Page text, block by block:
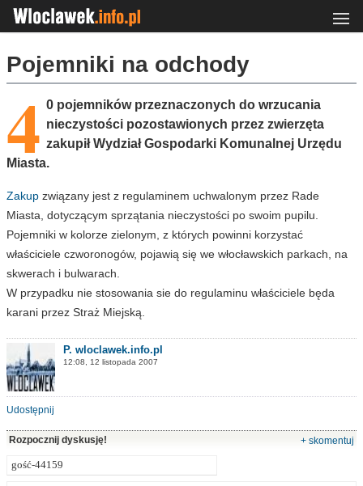
Pojemniki na odchody
4 0 pojemników przeznaczonych do wrzucania
nieczystości pozostawionych przez zwierzęta
zakupił Wydział Gospodarki Komunalnej Urzędu
Miasta.
Zakup związany jest z regulaminem uchwalonym przez Rade
Miasta, dotyczącym sprzątania nieczystości po swoim pupilu.
Pojemniki w kolorze zielonym, z których powinni korzystać
właściciele czworonogów, pojawią się we włocławskich parkach, na
skwerach i bulwarach.
W przypadku nie stosowania sie do regulaminu właściciele będa
karani przez Straż Miejską.
P. wloclawek.info.pl
12:08, 12 listopada 2007
Udostępnij
Rozpocznij dyskusję! + skomentuj